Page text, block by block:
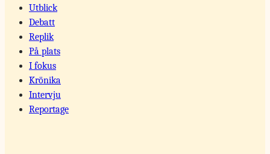
Utblick
Debatt
Replik
På plats
I fokus
Krönika
Intervju
Reportage